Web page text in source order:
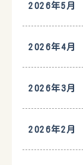
2026年5月
2026年4月
2026年3月
2026年2月